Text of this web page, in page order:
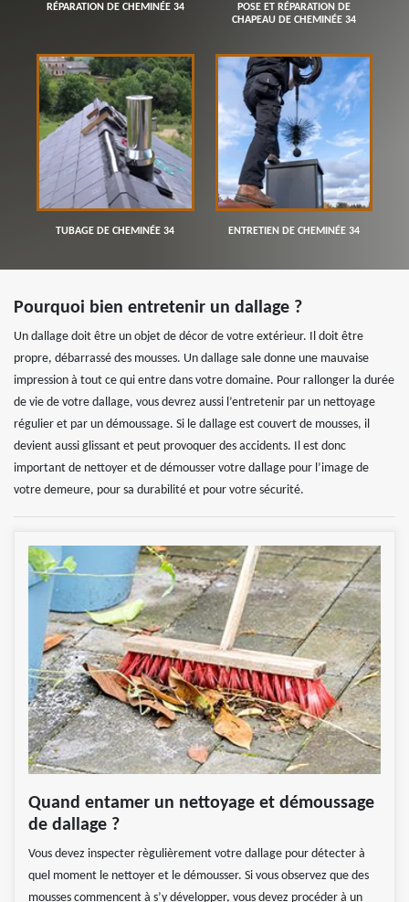
RÉPARATION DE CHEMINÉE 34
POSE ET RÉPARATION DE
CHAPEAU DE CHEMINÉE 34
TUBAGE DE CHEMINÉE 34 ENTRETIEN DE CHEMINÉE 34
Pourquoi bien entretenir un dallage ?
Un dallage doit être un objet de décor de votre extérieur. Il doit être
propre, débarrassé des mousses. Un dallage sale donne une mauvaise
impression à tout ce qui entre dans votre domaine. Pour rallonger la durée
de vie de votre dallage, vous devrez aussi l’entretenir par un nettoyage
régulier et par un démoussage. Si le dallage est couvert de mousses, il
devient aussi glissant et peut provoquer des accidents. Il est donc
important de nettoyer et de démousser votre dallage pour l’image de
votre demeure, pour sa durabilité et pour votre sécurité.
Quand entamer un nettoyage et démoussage
de dallage ?
Vous devez inspecter règulièrement votre dallage pour détecter à
quel moment le nettoyer et le démousser. Si vous observez que des
mousses commencent à s’y développer, vous devez procéder à un